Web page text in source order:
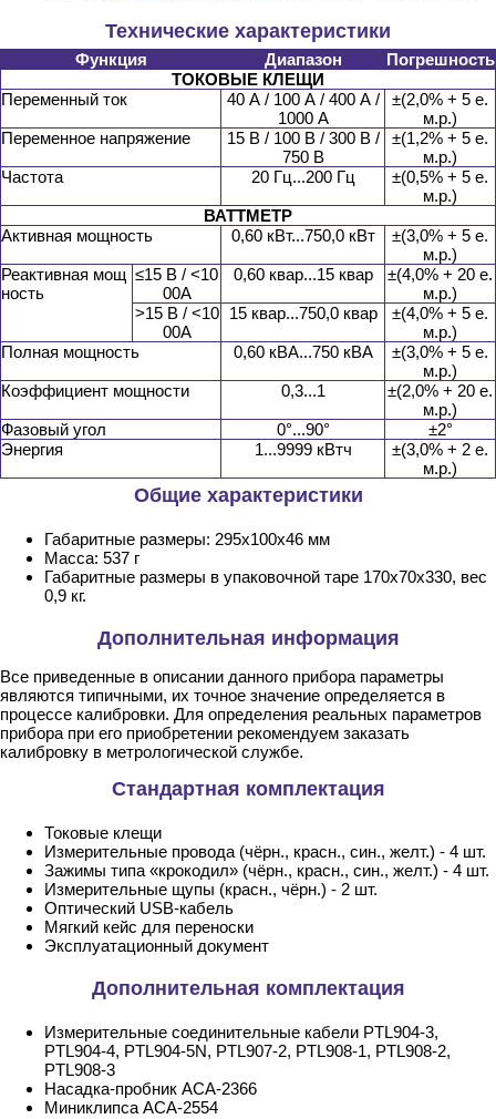
Технические характеристики
Функция Диапазон
Погрешность
ТОКОВЫЕ КЛЕЩИ
Переменный ток
40 А / 100 А / 400 А /
1000 А
±(2,0% + 5 е.
м.р.)
Переменное напряжение
15 В / 100 В / 300 В /
750 В
±(1,2% + 5 е.
м.р.)
Частота
20 Гц...200 Гц
±(0,5% + 5 е.
м.р.)
ВАТТМЕТР
Активная мощность
0,60 кВт...750,0 кВт
±(3,0% + 5 е.
м.р.)
Реактивная мощ
ность
≤15 В / <10
00А
0,60 квар...15 квар
±(4,0% + 20 е.
м.р.)
>15 В / <10
00А
15 квар...750,0 квар
±(4,0% + 5 е.
м.р.)
Полная мощность
0,60 кВА...750 кВА
±(3,0% + 5 е.
м.р.)
Коэффициент мощности
0,3...1
±(2,0% + 20 е.
м.р.)
Фазовый угол
0°...90°
±2°
Энергия
1...9999 кВтч
±(3,0% + 2 е.
м.р.)
Общие характеристики
Габаритные размеры: 295х100х46 мм
Масса: 537 г
Габаритные размеры в упаковочной таре 170х70х330, вес
0,9 кг.
Дополнительная информация
Все приведенные в описании данного прибора параметры
являются типичными, их точное значение определяется в
процессе калибровки. Для определения реальных параметров
прибора при его приобретении рекомендуем заказать
калибровку в метрологической службе.
Стандартная комплектация
Токовые клещи
Измерительные провода (чёрн., красн., син., желт.) - 4 шт.
Зажимы типа «крокодил» (чёрн., красн., син., желт.) - 4 шт.
Измерительные щупы (красн., чёрн.) - 2 шт.
Оптический USB-кабель
Мягкий кейс для переноски
Эксплуатационный документ
Дополнительная комплектация
Измерительные соединительные кабели PTL904-3,
PTL904-4, PTL904-5N, PTL907-2, PTL908-1, PTL908-2,
PTL908-3
Насадка-пробник АСА-2366
Миниклипса АСА-2554